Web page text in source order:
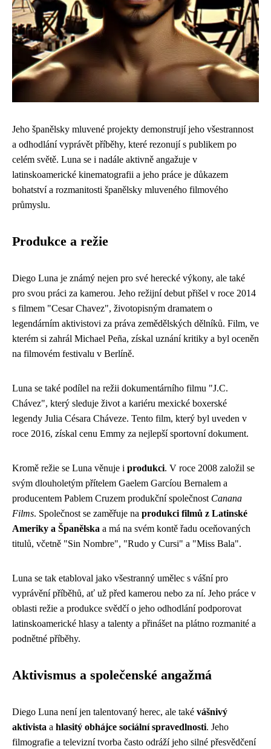
Jeho španělsky mluvené projekty demonstrují jeho všestrannost
a odhodlání vyprávět příběhy, které rezonují s publikem po
celém světě. Luna se i nadále aktivně angažuje v
latinskoamerické kinematografii a jeho práce je důkazem
bohatství a rozmanitosti španělsky mluveného filmového
průmyslu.
Produkce a režie
Diego Luna je známý nejen pro své herecké výkony, ale také
pro svou práci za kamerou. Jeho režijní debut přišel v roce 2014
s filmem "Cesar Chavez", životopisným dramatem o
legendárním aktivistovi za práva zemědělských dělníků. Film, ve
kterém si zahrál Michael Peña, získal uznání kritiky a byl oceněn
na filmovém festivalu v Berlíně.
Luna se také podílel na režii dokumentárního filmu "J.C.
Chávez", který sleduje život a kariéru mexické boxerské
legendy Julia Césara Cháveze. Tento film, který byl uveden v
roce 2016, získal cenu Emmy za nejlepší sportovní dokument.
Kromě režie se Luna věnuje i produkci. V roce 2008 založil se
svým dlouholetým přítelem Gaelem Garcíou Bernalem a
producentem Pablem Cruzem produkční společnost Canana
Films. Společnost se zaměřuje na produkci filmů z Latinské
Ameriky a Španělska a má na svém kontě řadu oceňovaných
titulů, včetně "Sin Nombre", "Rudo y Cursi" a "Miss Bala".
Luna se tak etabloval jako všestranný umělec s vášní pro
vyprávění příběhů, ať už před kamerou nebo za ní. Jeho práce v
oblasti režie a produkce svědčí o jeho odhodlání podporovat
latinskoamerické hlasy a talenty a přinášet na plátno rozmanité a
podnětné příběhy.
Aktivismus a společenské angažmá
Diego Luna není jen talentovaný herec, ale také vášnivý
aktivista a hlasitý obhájce sociální spravedlnosti. Jeho
filmografie a televizní tvorba často odráží jeho silné přesvědčení